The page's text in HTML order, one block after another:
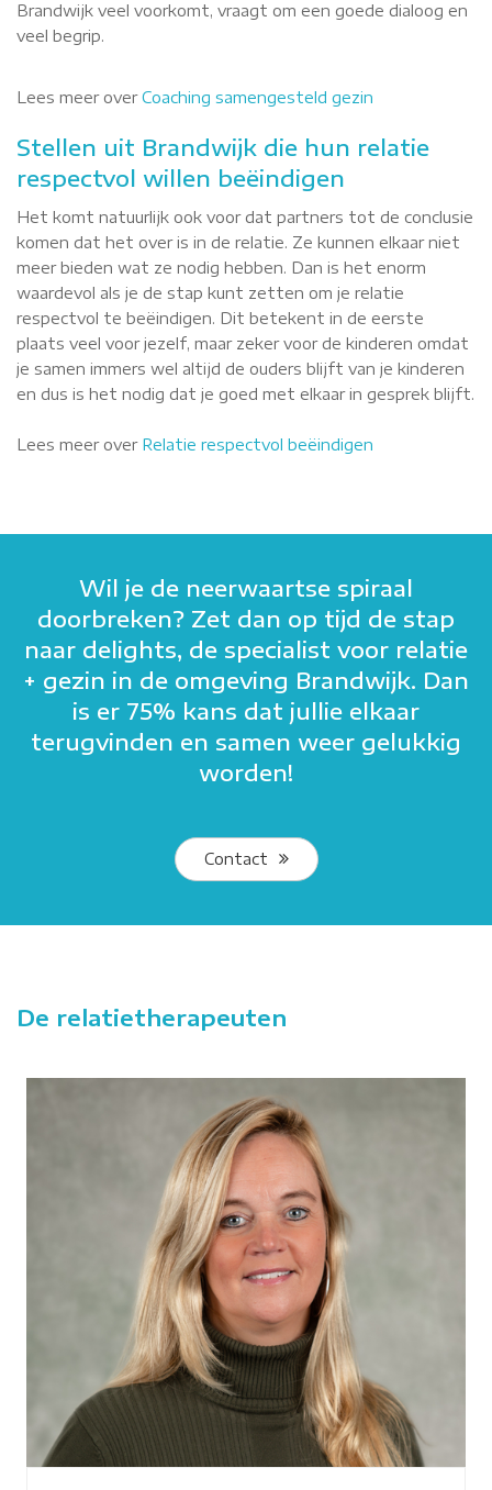
Brandwijk veel voorkomt, vraagt om een goede dialoog en
veel begrip.
Lees meer overCoaching samengesteld gezin
Stellen uit Brandwijk die hun relatie
respectvol willen beëindigen
Het komt natuurlijk ook voor dat partners tot de conclusie
komen dat het over is in de relatie. Ze kunnen elkaar niet
meer bieden wat ze nodig hebben. Dan is het enorm
waardevol als je de stap kunt zetten om je relatie
respectvol te beëindigen. Dit betekent in de eerste
plaats veel voor jezelf, maar zeker voor de kinderen omdat
je samen immers wel altijd de ouders blijft van je kinderen
en dus is het nodig dat je goed met elkaar in gesprek blijft.
Lees meer over Relatie respectvol beëindigen
Wil je de neerwaartse spiraal
doorbreken? Zet dan op tijd de stap
naar delights, de specialist voor relatie
+ gezin in de omgeving Brandwijk. Dan
is er 75% kans dat jullie elkaar
terugvinden en samen weer gelukkig
worden!
Contact
De relatietherapeuten